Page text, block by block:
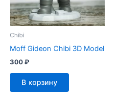
Chibi
Moff Gideon Chibi 3D Model
300₽
В корзину